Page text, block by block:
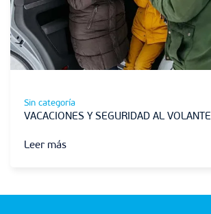
Sin categoría
VACACIONES Y SEGURIDAD AL VOLANTE
Leer más